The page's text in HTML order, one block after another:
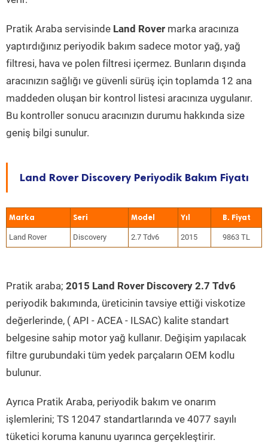
Pratik Araba servisinde Land Rover marka aracınıza
yaptırdığınız periyodik bakım sadece motor yağ, yağ
filtresi, hava ve polen filtresi içermez. Bunların dışında
aracınızın sağlığı ve güvenli sürüş için toplamda 12 ana
maddeden oluşan bir kontrol listesi aracınıza uygulanır.
Bu kontroller sonucu aracınızın durumu hakkında size
geniş bilgi sunulur.
Land Rover Discovery Periyodik Bakım Fiyatı
Marka Seri Model Yıl
Land Rover Discovery 2.7 Tdv6 2015 9863 TL
Pratik araba; 2015 Land Rover Discovery 2.7 Tdv6
periyodik bakımında, üreticinin tavsiye ettiği viskotize
değerlerinde, ( API - ACEA - ILSAC) kalite standart
belgesine sahip motor yağ kullanır. Değişim yapılacak
filtre gurubundaki tüm yedek parçaların OEM kodlu
bulunur.
Ayrıca Pratik Araba, periyodik bakım ve onarım
işlemlerini; TS 12047 standartlarında ve 4077 sayılı
tüketici koruma kanunu uyarınca gerçekleştirir.